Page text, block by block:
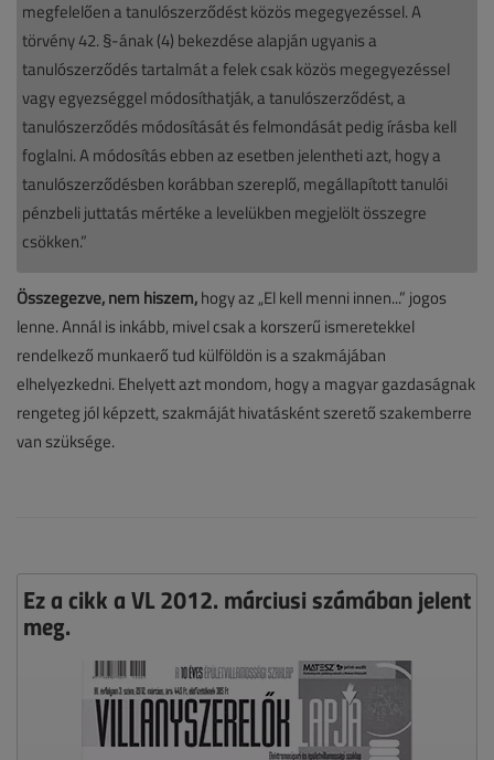
megfelelően a tanulószerződést közös megegyezéssel. A
törvény 42. §-ának (4) bekezdése alapján ugyanis a
tanulószerződés tartalmát a felek csak közös megegyezéssel
vagy egyezséggel módosíthatják, a tanulószerződést, a
tanulószerződés módosítását és felmondását pedig írásba kell
foglalni. A módosítás ebben az esetben jelentheti azt, hogy a
tanulószerződésben korábban szereplő, megállapított tanulói
pénzbeli juttatás mértéke a levelükben megjelölt összegre
csökken.”
Összegezve, nem hiszem,hogy az „El kell menni innen...” jogos
lenne. Annál is inkább, mivel csak a korszerű ismeretekkel
rendelkező munkaerő tud külföldön is a szakmájában
elhelyezkedni. Ehelyett azt mondom, hogy a magyar gazdaságnak
rengeteg jól képzett, szakmáját hivatásként szerető szakemberre
van szüksége.
Ez a cikk a VL 2012. márciusi számában jelent
meg.